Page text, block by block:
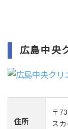
広島中央
住所
〒
ス